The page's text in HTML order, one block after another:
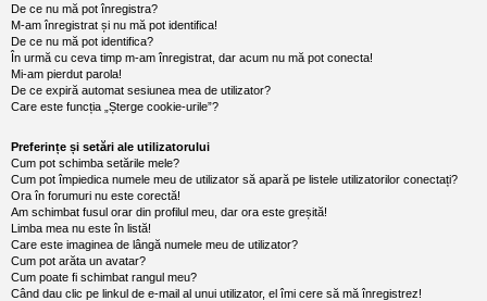
c
i
a
t
i
e
i
l
u
b
R
V
-
c
o
m
u
n
De ce nu mă pot înregistra?
M-am înregistrat și nu mă pot identifica!
De ce nu mă pot identifica?
În urmă cu ceva timp m-am înregistrat, dar acum nu mă pot conecta!
Mi-am pierdut parola!
De ce expiră automat sesiunea mea de utilizator?
Care este funcția „Șterge cookie-urile”?
Preferințe și setări ale utilizatorului
Cum pot schimba setările mele?
Cum pot împiedica numele meu de utilizator să apară pe listele utilizatorilor conectați?
Ora în forumuri nu este corectă!
Am schimbat fusul orar din profilul meu, dar ora este greșită!
Limba mea nu este în listă!
Care este imaginea de lângă numele meu de utilizator?
Cum pot arăta un avatar?
Cum poate fi schimbat rangul meu?
Când dau clic pe linkul de e-mail al unui utilizator, el îmi cere să mă înregistrez!